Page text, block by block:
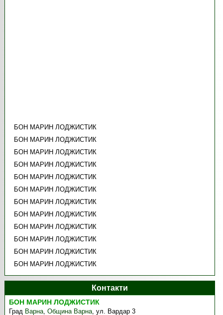
БОН МАРИН ЛОДЖИСТИК
БОН МАРИН ЛОДЖИСТИК
БОН МАРИН ЛОДЖИСТИК
БОН МАРИН ЛОДЖИСТИК
БОН МАРИН ЛОДЖИСТИК
БОН МАРИН ЛОДЖИСТИК
БОН МАРИН ЛОДЖИСТИК
БОН МАРИН ЛОДЖИСТИК
БОН МАРИН ЛОДЖИСТИК
БОН МАРИН ЛОДЖИСТИК
БОН МАРИН ЛОДЖИСТИК
БОН МАРИН ЛОДЖИСТИК
Контакти
БОН МАРИН ЛОДЖИСТИК
Град Варна ,Община Варна ,ул. Вардар 3